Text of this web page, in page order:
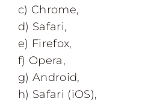
c) Chrome,
d) Safari,
e) Firefox,
f) Opera,
g) Android,
h) Safari (iOS),